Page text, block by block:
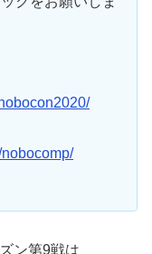
ン第9戦は